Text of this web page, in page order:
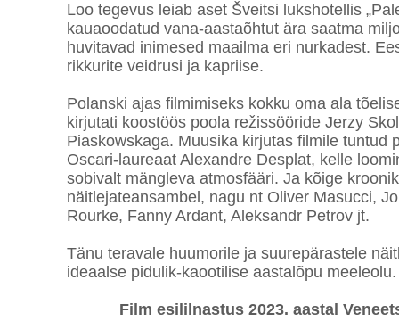
Loo tegevus leiab aset Šveitsi lukshotellis
kauaoodatud vana-aastaõhtut ära saatma
huvitavad inimesed maailma eri nurkadest.
rikkurite veidrusi ja kapriise.
Polanski ajas filmimiseks kokku oma ala
kirjutati koostöös poola režissööride Jerzy
Piaskowskaga. Muusika kirjutas filmile tuntud
Oscari-laureaat Alexandre Desplat, kelle
sobivalt mängleva atmosfääri. Ja kõige
näitlejateansambel, nagu nt Oliver Masucci,
Rourke, Fanny Ardant, Aleksandr Petrov jt.
Tänu teravale huumorile ja suurepärastele
ideaalse pidulik-kaootilise aastalõpu meeleolu.
Film esililnastus 2023. aastal